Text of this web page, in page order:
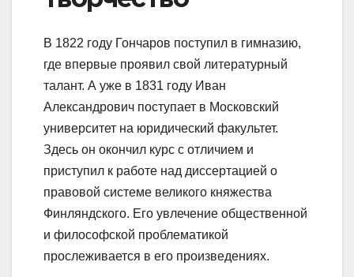
В 1822 году Гончаров поступил в гимназию,
где впервые проявил свой литературный
талант. А уже в 1831 году Иван
Александрович поступает в Московский
университет на юридический факультет.
Здесь он окончил курс с отличием и
приступил к работе над диссертацией о
правовой системе великого княжества
Финляндского. Его увлечение общественной
и философской проблематикой
прослеживается в его произведениях.